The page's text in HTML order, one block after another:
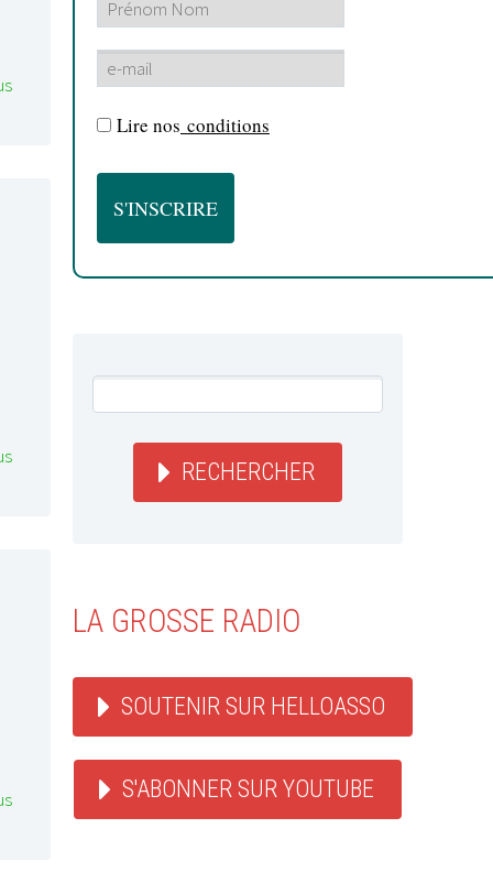
Lire nos conditions
RECHERCHER
LA GROSSE RADIO
SOUTENIR SUR HELLOASSO
S'ABONNER SUR YOUTUBE